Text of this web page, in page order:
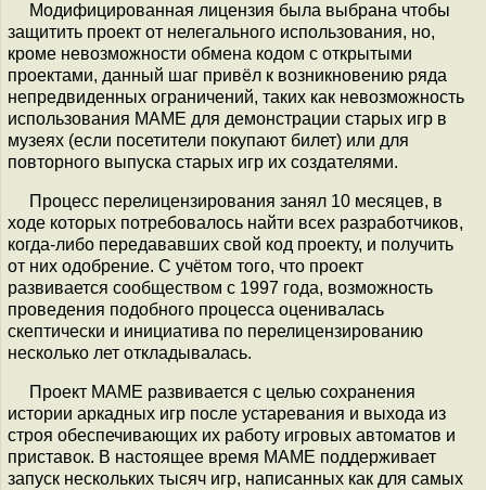
Модифицированная лицензия была выбрана чтобы
защитить проект от нелегального использования, но,
кроме невозможности обмена кодом с открытыми
проектами, данный шаг привёл к возникновению ряда
непредвиденных ограничений, таких как невозможность
использования MAME для демонстрации старых игр в
музеях (если посетители покупают билет) или для
повторного выпуска старых игр их создателями.
Процесс перелицензирования занял 10 месяцев, в
ходе которых потребовалось найти всех разработчиков,
когда-либо передававших свой код проекту, и получить
от них одобрение. С учётом того, что проект
развивается сообществом с 1997 года, возможность
проведения подобного процесса оценивалась
скептически и инициатива по перелицензированию
несколько лет откладывалась.
Проект MAME развивается с целью сохранения
истории аркадных игр после устаревания и выхода из
строя обеспечивающих их работу игровых автоматов и
приставок. В настоящее время MAME поддерживает
запуск нескольких тысяч игр, написанных как для самых